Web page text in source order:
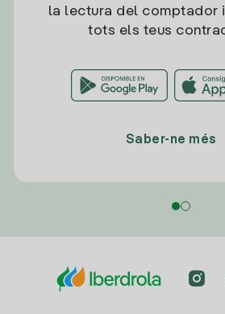
la lectura del comptador
tots els teus
Saber-ne més